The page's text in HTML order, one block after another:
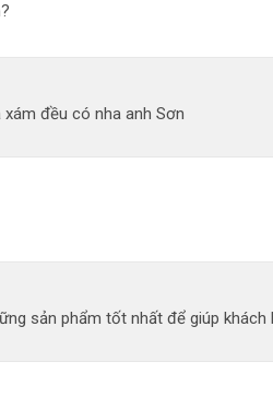
đều có nha anh Sơn
sản phẩm tốt nhất để giúp